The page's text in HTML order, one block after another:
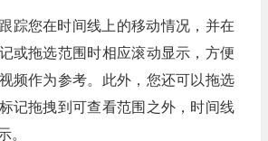
踪您在时间线上的移动情况，并在
或拖选范围时相应滚动显示，方便
频作为参考。此外，您还可以拖选
记拖拽到可查看范围之外，时间线
。